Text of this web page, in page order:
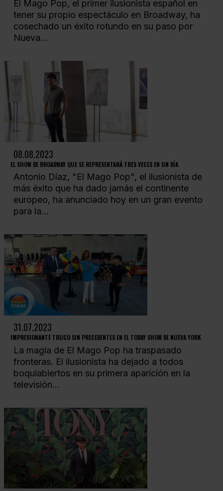
El Mago Pop, el primer ilusionista español en
tener su propio espectáculo en Broadway, ha
cosechado un éxito rotundo en su paso por
Nueva...
08.08.2023
EL SHOW DE BROADWAY QUE SE REPRESENTARÁ TRES VECES EN UN DÍA
Antonio Díaz, "El Mago Pop", el ilusionista de
más éxito que ha dado jamás el continente
europeo, ha anunciado hoy en un gran evento
para la...
31.07.2023
IMPRESIONANTE TRUCO SIN PRECEDENTES EN EL TODAY SHOW DE NUEVA YORK
La magia de El Mago Pop ha traspasado
fronteras. El ilusionista ha dejado a todos
boquiabiertos en su primera aparición en la
televisión...